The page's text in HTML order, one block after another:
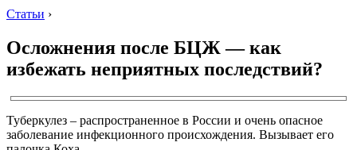
Статьи ›
Осложнения после БЦЖ — как
избежать неприятных последствий?
Туберкулез – распространенное в России и очень опасное
заболевание инфекционного происхождения. Вызывает его